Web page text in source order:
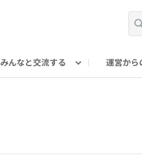
みんなと交流する 運営から